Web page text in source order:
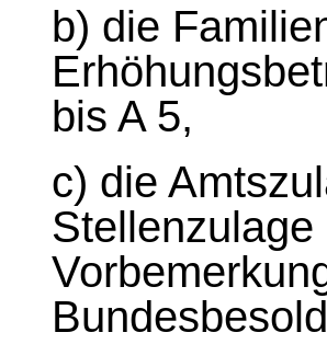
b) die
bis A 5,
c) die